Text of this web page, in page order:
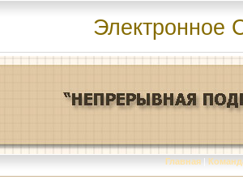
Электронное
Главная |